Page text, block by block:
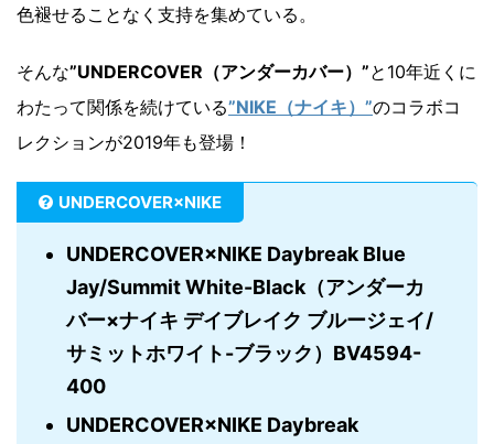
色褪せることなく支持を集めている。
そんな”UNDERCOVER（アンダーカバー）”と10年近くに
わたって関係を続けている”NIKE（ナイキ）”のコラボコ
レクションが2019年も登場！
UNDERCOVER×NIKE
UNDERCOVER×NIKE Daybreak Blue
Jay/Summit White-Black（アンダーカ
バー×ナイキ デイブレイク ブルージェイ/
サミットホワイト-ブラック）BV4594-
400
UNDERCOVER×NIKE Daybreak